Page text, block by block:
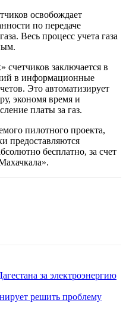
освобождает
по передаче
Весь процесс учета газа
заключается в
в информационные
Это автоматизирует
экономя время и
платы за газ.
пилотного проекта,
предоставляются
бесплатно, за счет
за электроэнергию
решить проблему